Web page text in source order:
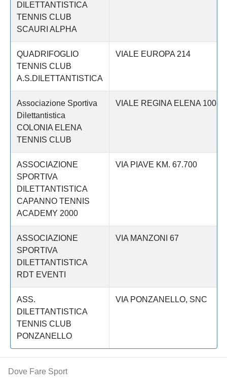
DILETTANTISTICA
TENNIS CLUB
SCAURI ALPHA
QUADRIFOGLIO
TENNIS CLUB
A.S.DILETTANTISTICA
VIALE EUROPA 214
Associazione Sportiva
Dilettantistica
COLONIA ELENA
TENNIS CLUB
VIALE REGINA ELENA 100
ASSOCIAZIONE
SPORTIVA
DILETTANTISTICA
CAPANNO TENNIS
ACADEMY 2000
VIA PIAVE KM. 67.700
ASSOCIAZIONE
SPORTIVA
DILETTANTISTICA
RDT EVENTI
VIA MANZONI 67
ASS.
DILETTANTISTICA
TENNIS CLUB
PONZANELLO
VIA PONZANELLO, SNC
Dove Fare Sport